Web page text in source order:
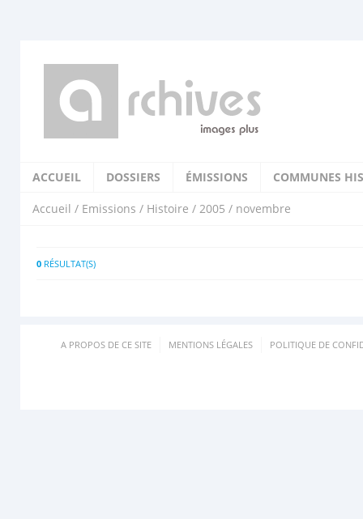
ACCUEIL DOSSIERS ÉMISSIONS COMMUNES
Accueil / Emissions / Histoire / 2005 / novembre
0 RÉSULTAT(S)
A PROPOS DE CE SITE MENTIONS LÉGALES POLITIQUE DE